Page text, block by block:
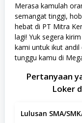
Merasa kamulah
semangat tinggi,
hebat di PT Mitra
lagi! Yuk segera
kami untuk ikut andil
tunggu kamu di
Pertanyaan
Loker
Lulusan SMA/